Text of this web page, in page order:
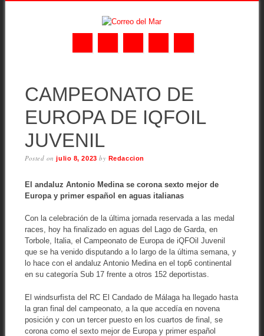
content
CAMPEONATO DE
EUROPA DE IQFOIL
JUVENIL
Posted onjulio 8, 2023 by Redaccion
El andaluz Antonio Medina se corona sexto mejor de
Europa y primer español en aguas italianas
Con la celebración de la última jornada reservada a las medal
races, hoy ha finalizado en aguas del Lago de Garda, en
Torbole, Italia, el Campeonato de Europa de iQFOil Juvenil
que se ha venido disputando a lo largo de la última semana, y
lo hace con el andaluz Antonio Medina en el top6 continental
en su categoría Sub 17 frente a otros 152 deportistas.
El windsurfista del RC El Candado de Málaga ha llegado hasta
la gran final del campeonato, a la que accedía en novena
posición y con un tercer puesto en los cuartos de final, se
corona como el sexto mejor de Europa y primer español